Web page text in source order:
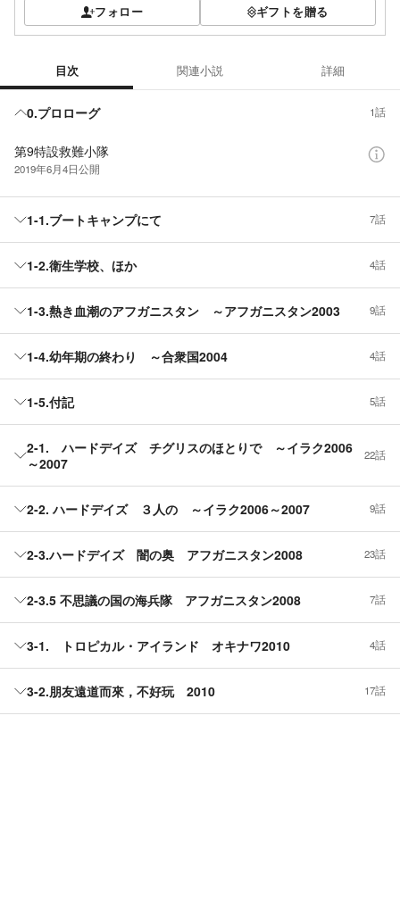
フォロー ギフトを贈る
目次 関連小説 詳細
0.プロローグ 1話
第9特設救難小隊
2019年6月4日公開
1-1.ブートキャンプにて 7話
1-2.衛生学校、ほか 4話
1-3.熱き血潮のアフガニスタン ～アフガニスタン2003 9話
1-4.幼年期の終わり ～合衆国2004 4話
1-5.付記 5話
2-1. ハードデイズ チグリスのほとりで ～イラク2006
～2007
22話
2-2. ハードデイズ ３人の ～イラク2006～2007 9話
2-3.ハードデイズ 闇の奥 アフガニスタン2008 23話
2-3.5 不思議の国の海兵隊 アフガニスタン2008 7話
3-1. トロピカル・アイランド オキナワ2010 4話
3-2.朋友遠道而來，不好玩 2010 17話